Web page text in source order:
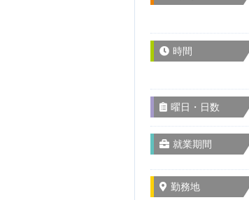
時間
曜日・日数
就業期間
勤務地